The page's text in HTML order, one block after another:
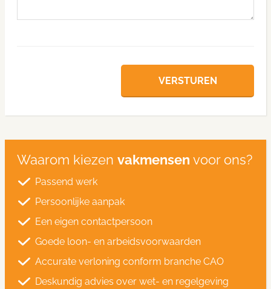
VERSTUREN
Waarom kiezen vakmensen voor ons?
Passend werk
Persoonlijke aanpak
Een eigen contactpersoon
Goede loon- en arbeidsvoorwaarden
Accurate verloning conform branche CAO
Deskundig advies over wet- en regelgeving